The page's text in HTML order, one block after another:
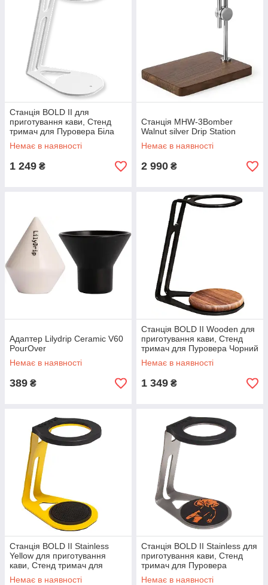
Станція BOLD II для
приготування кави, Стенд
тримач для Пуровера Біла
Немає в наявності
1 249 ₴
Станція MHW-3Bomber
Walnut silver Drip Station
Немає в наявності
2 990 ₴
Адаптер Lilydrip Ceramic V60
PourOver
Немає в наявності
389 ₴
Станція BOLD II Wooden для
приготування кави, Стенд
тримач для Пуровера Чорний
Немає в наявності
1 349 ₴
Станція BOLD II Stainless
Yellow для приготування
кави, Стенд тримач для
Пуровера
Немає в наявності
Станція BOLD II Stainless для
приготування кави, Стенд
тримач для Пуровера
Немає в наявності